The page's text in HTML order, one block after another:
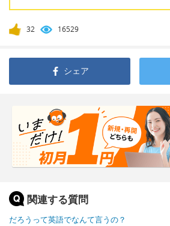
32 16529
シェア
関連する質問
だろうって英語でなんて言うの？